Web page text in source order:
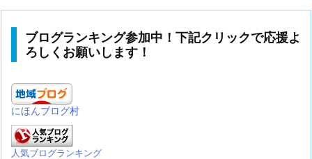
ブログランキング参加中！下記クリックで応援よ
ろしくお願いします！
にほんブログ村
人気ブログランキング